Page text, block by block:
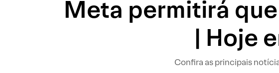
Meta permitirá
| Hoje
Confira as principais